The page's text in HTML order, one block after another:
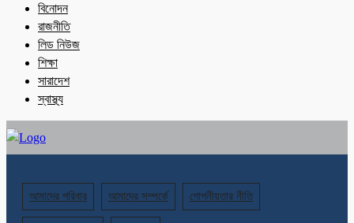
বিনোদন
রাজনীতি
লিড নিউজ
শিক্ষা
সারাদেশ
স্বাস্থ্য
আমাদের পরিবার আমাদের সম্পর্কে গোপনীয়তার নীতি